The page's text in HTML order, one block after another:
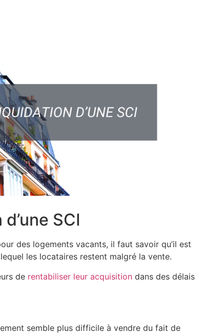
SCI
des logements vacants, il faut savoir qu’il est
les locataires restent malgré la vente.
de rentabiliser leur acquisitiondans des délais
semble plus difficile à vendre du fait de